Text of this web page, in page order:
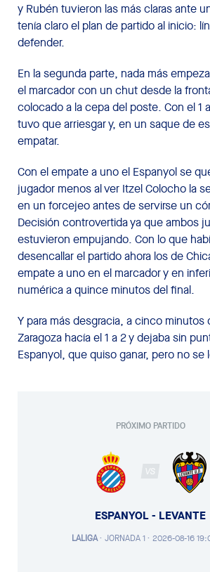
y Rubén tuvieron las más claras ante
tenía claro el plan de partido al inicio:
defender.
En la segunda parte, nada más
el marcador con un chut desde la
colocado a la cepa del poste. Con el 1
tuvo que arriesgar y, en un saque de
empatar.
Con el empate a uno el Espanyol se
jugador menos al ver Itzel Colocho la
en un forcejeo antes de servirse un
Decisión controvertida ya que ambos
estuvieron empujando. Con lo que
desencallar el partido ahora los de
empate a uno en el marcador y en
numérica a quince minutos del final.
Y para más desgracia, a cinco minutos
Zaragoza hacía el 1 a 2 y dejaba sin
Espanyol, que quiso ganar, pero no se
PRÓXIMO PARTIDO
VS
ESPANYOL - LEVANTE
LALIGA· JORNADA 1 · 2026-08-16